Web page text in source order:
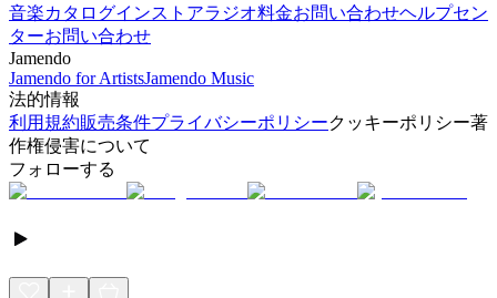
音楽カタログインストアラジオ料金お問い合わせヘルプセン
ターお問い合わせ
Jamendo
Jamendo for ArtistsJamendo Music
法的情報
利用規約販売条件プライバシーポリシークッキーポリシー著
作権侵害について
フォローする